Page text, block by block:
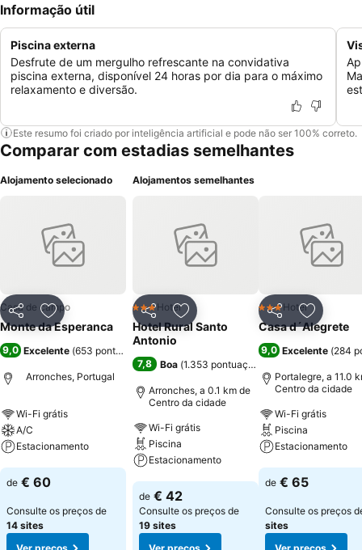
Informação útil
Piscina externa
Desfrute de um mergulho refrescante na convidativa
piscina externa, disponível 24 horas por dia para o máximo
relaxamento e diversão.
Este resumo foi criado por inteligência artificial e pode não ser 100% correto.
Comparar com estadias semelhantes
Alojamento selecionado
PartilharAdicionar aos favoritos
Casa de campo
Monte da Esperanca
9,0 Excelente (653 pontuações
Arronches, Portugal
Wi-Fi grátis
A/C
Estacionamento
Ver preços
de € 60
Consulte os preços de
14 sites
Alojamentos semelhantes
PartilharAdicionar aos favoritos
3 Estrelas
Hotel
Hotel Rural Santo
Antonio
7,8 Boa (1.353 pontuações
Arronches, a 0.1 km de
Centro da cidade
Wi-Fi grátis
Piscina
Estacionamento
Ver preços
de € 42
Consulte os preços de
19 sites
Partilhar
3 Estrelas
Hotel
Casa d´Alegrete
9,0 Excelente (284
Portalegre, a 11.0
Centro da cidade
Wi-Fi grátis
Piscina
Estacionamento
Ver preços
de € 65
Consulte os preços
sites